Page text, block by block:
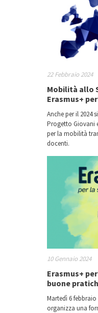
22 Febbraio 2024
Mobilità allo
Erasmus+
Anche per il 2024
Progetto Giovani
per la mobilità
docenti.
10 Gennaio 2024
Erasmus+
buone
Martedì 6
organizza una